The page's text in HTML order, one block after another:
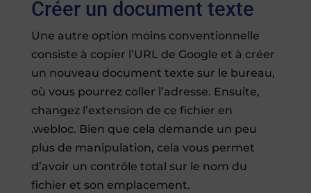
Créer un document texte
Une autre option moins conventionnelle
consiste à copier l’URL de Google et à créer
un nouveau document texte sur le bureau,
où vous pourrez coller l’adresse. Ensuite,
changez l’extension de ce fichier en
.webloc. Bien que cela demande un peu
plus de manipulation, cela vous permet
d’avoir un contrôle total sur le nom du
fichier et son emplacement.